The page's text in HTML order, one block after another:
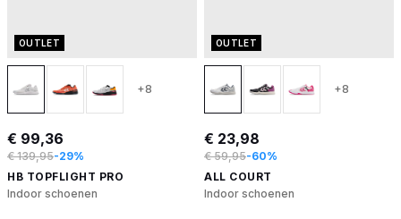
OUTLET
+8
€ 99,36
€ 139,95-29%
HB TOPFLIGHT PRO
Indoor schoenen
OUTLET
+8
€ 23,98
€ 59,95-60%
ALL COURT
Indoor schoenen